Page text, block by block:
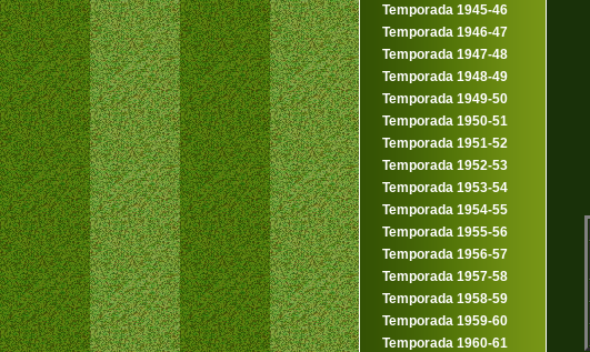
Temporada 1945-46
Temporada 1946-47
Temporada 1947-48
Temporada 1948-49
Temporada 1949-50
Temporada 1950-51
Temporada 1951-52
Temporada 1952-53
Temporada 1953-54
Temporada 1954-55
Temporada 1955-56
Temporada 1956-57
Temporada 1957-58
Temporada 1958-59
Temporada 1959-60
Temporada 1960-61